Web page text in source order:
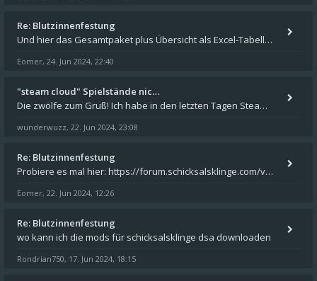
Re: Blutzinnenfestung
Und hier das Gesamtpaket plus Übersicht als Excel-Tabelle: https://forum.schicksalsklinge.com/viewtopic.php?f=239&t=156
Eomer, 24. Jun 2024, 22:40
"steam cloud" Spielstände nic…
Die zwölfe zum Gruß! Ich habe in den letzten Tagen Steam auf meinem Desktop PC mit Windows 11 installiert und über Steam
wunderwuzz, 22. Jun 2024, 23:08
Re: Blutzinnenfestung
Probiere es mal hier: https://forum.schicksalsklinge.com/viewtopic.php?f=239&t=15661
Eomer, 22. Jun 2024, 12:26
Re: Blutzinnenfestung
wo kann ich die mods für schicksalsklinge dsa downloaden
Rondrian750, 17. Jun 2024, 18:15